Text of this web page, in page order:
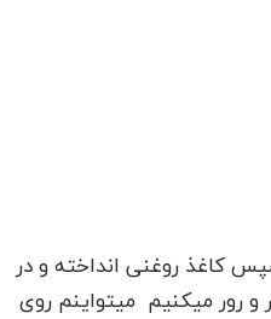
کاغذ روغنی انداخته و در
گاها زیر و رور میکنیم میتواینم روی